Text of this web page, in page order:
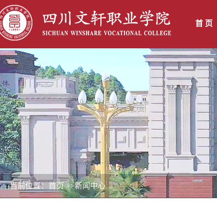
当前位置：首页>>新闻中心
首 页